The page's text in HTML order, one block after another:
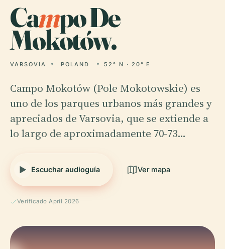
Campo De
Mokotów.
VARSOVIA POLAND 52° N · 20° E
Campo Mokotów (Pole Mokotowskie) es
uno de los parques urbanos más grandes y
apreciados de Varsovia, que se extiende a
lo largo de aproximadamente 70-73…
Escuchar audioguía Ver mapa
Verificado April 2026